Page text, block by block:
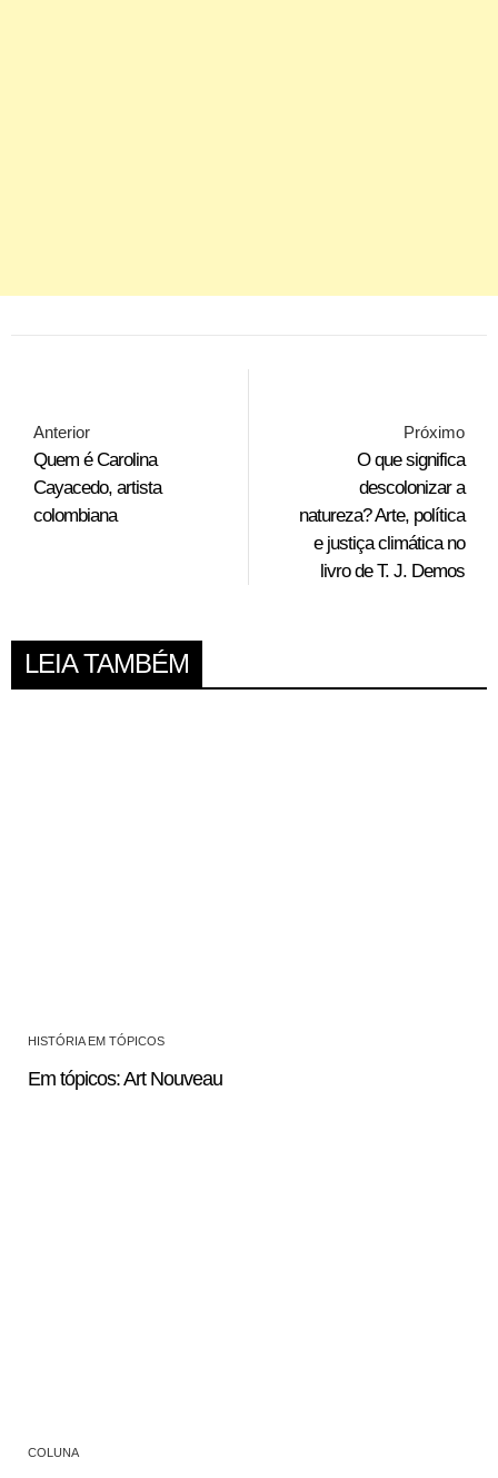
Anterior
Quem é Carolina
Cayacedo, artista
colombiana
Próximo
O que significa
descolonizar a
natureza? Arte, política
e justiça climática no
livro de T. J. Demos
LEIA TAMBÉM
HISTÓRIA EM TÓPICOS
Em tópicos: Art Nouveau
COLUNA